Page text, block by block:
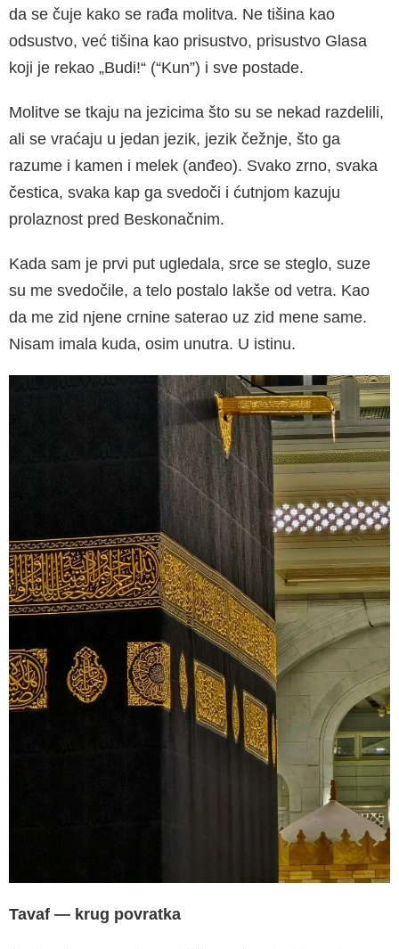
da se čuje kako se rađa molitva. Ne tišina kao
odsustvo, već tišina kao prisustvo, prisustvo Glasa
koji je rekao „Budi!“ (“Kun”) i sve postade.
Molitve se tkaju na jezicima što su se nekad razdelili,
ali se vraćaju u jedan jezik, jezik čežnje, što ga
razume i kamen i melek (anđeo). Svako zrno, svaka
čestica, svaka kap ga svedoči i ćutnjom kazuju
prolaznost pred Beskonačnim.
Kada sam je prvi put ugledala, srce se steglo, suze
su me svedočile, a telo postalo lakše od vetra. Kao
da me zid njene crnine saterao uz zid mene same.
Nisam imala kuda, osim unutra. U istinu.
Tavaf — krug povratka